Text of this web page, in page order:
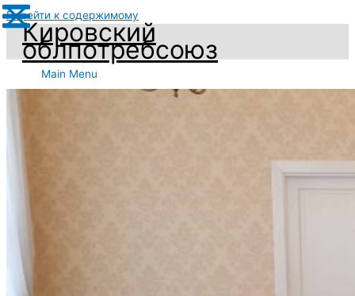
Перейти к содержимому
Кировский
облпотребсоюз
Main Menu